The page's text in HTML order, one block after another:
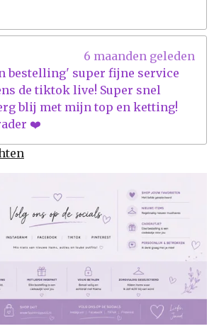
6 maanden geleden
bestelling' super fijne service
de tiktok live! Super snel
blij met mijn top en ketting!
❤️